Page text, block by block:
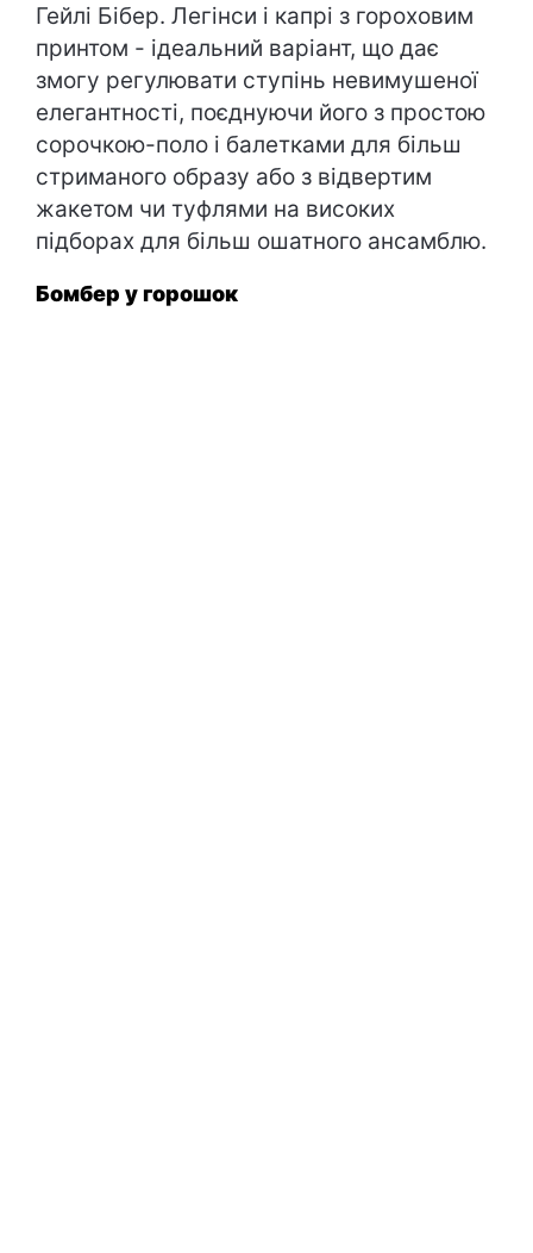
Гейлі Бібер. Легінси і капрі з гороховим
принтом - ідеальний варіант, що дає
змогу регулювати ступінь невимушеної
елегантності, поєднуючи його з простою
сорочкою-поло і балетками для більш
стриманого образу або з відвертим
жакетом чи туфлями на високих
підборах для більш ошатного ансамблю.
Бомбер у горошок